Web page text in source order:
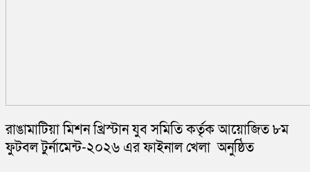
রাঙামাটিয়া মিশন খ্রিস্টান যুব সমিতি কর্তৃক আয়োজিত ৮ম
ফুটবল টুর্নামেন্ট-২০২৬ এর ফাইনাল খেলা অনুষ্ঠিত